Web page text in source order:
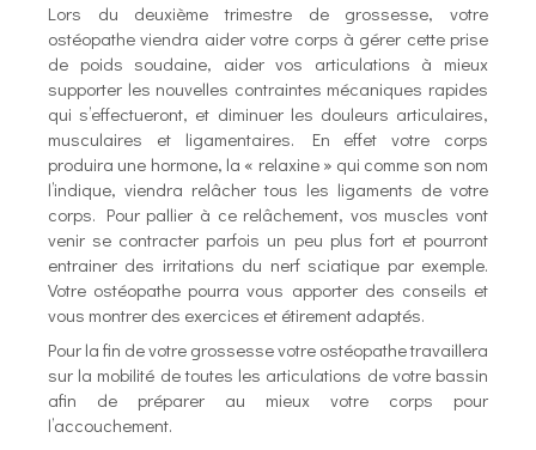
Lors du deuxième trimestre de grossesse, votre
ostéopathe viendra aider votre corps à gérer cette prise
de poids soudaine, aider vos articulations à mieux
supporter les nouvelles contraintes mécaniques rapides
qui s’effectueront, et diminuer les douleurs articulaires,
musculaires et ligamentaires. En effet votre corps
produira une hormone, la « relaxine » qui comme son nom
l’indique, viendra relâcher tous les ligaments de votre
corps. Pour pallier à ce relâchement, vos muscles vont
venir se contracter parfois un peu plus fort et pourront
entrainer des irritations du nerf sciatique par exemple.
Votre ostéopathe pourra vous apporter des conseils et
vous montrer des exercices et étirement adaptés.
Pour la fin de votre grossesse votre ostéopathe travaillera
sur la mobilité de toutes les articulations de votre bassin
afin de préparer au mieux votre corps pour
l’accouchement.